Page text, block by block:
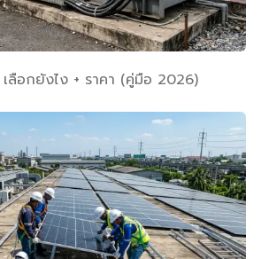
เลือกยังไง + ราคา (คู่มือ 2026)